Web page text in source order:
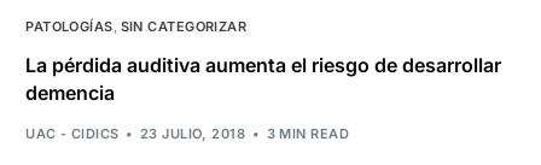
PATOLOGÍAS, SIN CATEGORIZAR
La pérdida auditiva aumenta el riesgo de desarrollar
demencia
UAC - CIDICS 23 JULIO, 2018 3 MIN READ